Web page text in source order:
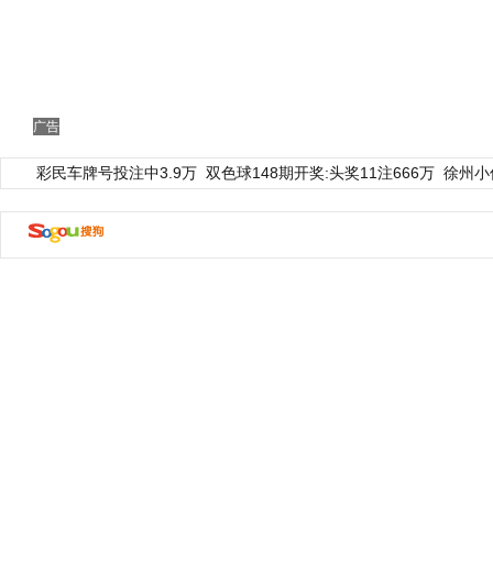
广告
彩民车牌号投注中3.9万 双色球148期开奖:头奖11注666万 徐州